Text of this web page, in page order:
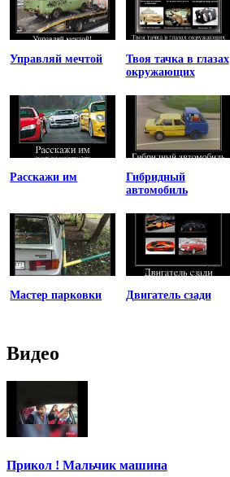
Управляй мечтой
Твоя тачка в глазах
окружающих
Расскажи им
Гибридный
автомобиль
Мастер парковки Двигатель сзади
Видео
Прикол ! Мальчик машина